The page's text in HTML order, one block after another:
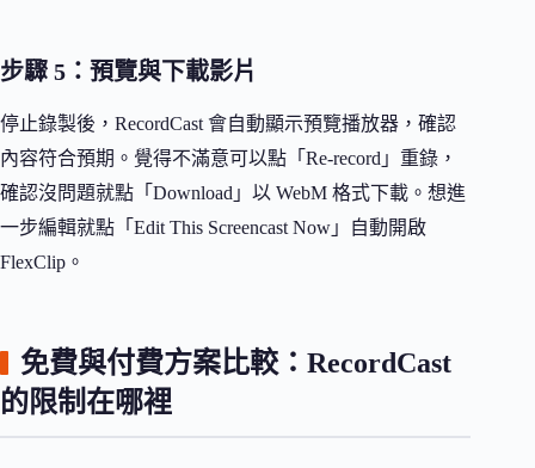
步驟 5：預覽與下載影片
停止錄製後，RecordCast 會自動顯示預覽播放器，確認
內容符合預期。覺得不滿意可以點「Re-record」重錄，
確認沒問題就點「Download」以 WebM 格式下載。想進
一步編輯就點「Edit This Screencast Now」自動開啟
FlexClip。
免費與付費方案比較：RecordCast
的限制在哪裡